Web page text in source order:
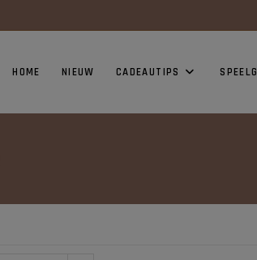
HOME NIEUW CADEAUTIPS